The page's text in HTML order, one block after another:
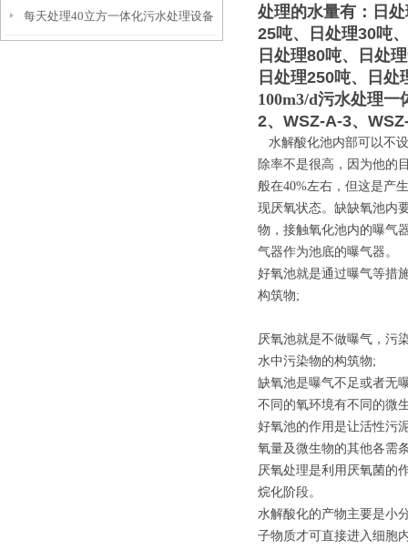
每天处理40立方一体化污水处理设备
处理的水量有：日
25吨、日处理30吨
日处理80吨、日处
日处理250吨、日
100m3/d污水处理一
2、WSZ-A-3、
水解酸化池内部可以不
除率不是很高，因为他的
般在40%左右，但这是产
现厌氧状态。缺缺氧池内
物，接触氧化池内的曝气
气器作为池底的曝气器。
好氧池就是通过曝气等措
构筑物;
厌氧池就是不做曝气，污
水中污染物的构筑物;
缺氧池是曝气不足或者无
不同的氧环境有不同的微
好氧池的作用是让活性污
氧量及微生物的其他各需
厌氧处理是利用厌氧菌的
烷化阶段。
水解酸化的产物主要是小
子物质才可直接进入细胞